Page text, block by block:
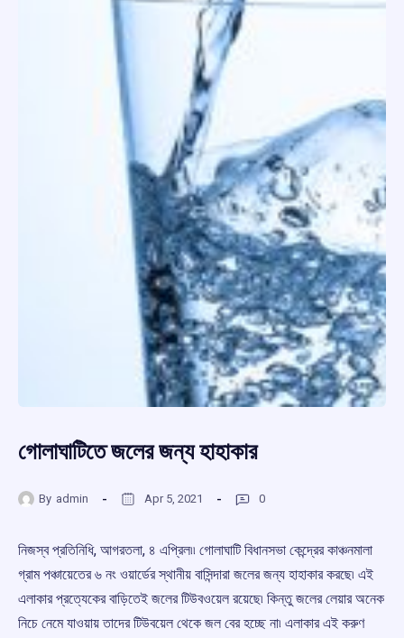
গোলাঘাটিতে জলের জন্য হাহাকার
By admin Apr 5, 2021 0
নিজস্ব প্রতিনিধি, আগরতলা, ৪ এপ্রিল৷৷ গোলাঘাটি বিধানসভা কেন্দ্রের কাঞ্চনমালা
গ্রাম পঞ্চায়েতের ৬ নং ওয়ার্ডের স্থানীয় বাসিন্দারা জলের জন্য হাহাকার করছে৷ এই
এলাকার প্রত্যেকের বাড়িতেই জলের টিউবওয়েল রয়েছে৷ কিন্তু জলের লেয়ার অনেক
নিচে নেমে যাওয়ায় তাদের টিউবয়েল থেকে জল বের হচ্ছে না৷ এলাকার এই করুণ